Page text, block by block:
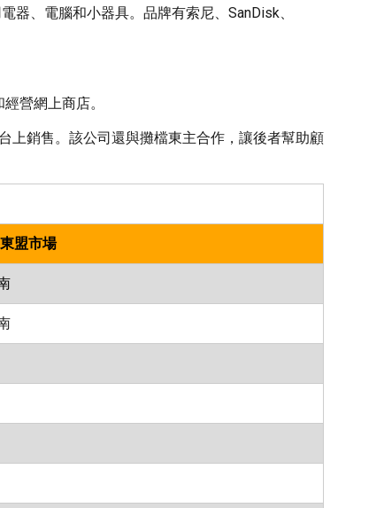
器、電腦和小器具。品牌有索尼、SanDisk、
營網上商店。
上銷售。該公司還與攤檔東主合作，讓後者幫助顧
盟市場